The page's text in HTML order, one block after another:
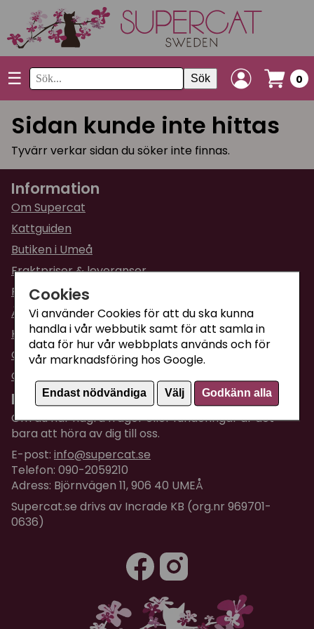
Cookies
Vi använder Cookies för att du ska kunna
handla i vår webbutik samt för att samla in
data för hur vår webbplats används och för
vår marknadsföring hos Google.
Endast nödvändiga Välj Godkänn alla
☰ Sök 0
Sidan kunde inte hittas
Tyvärr verkar sidan du söker inte finnas.
Information
Om Supercat
Kattguiden
Butiken i Umeå
Fraktpriser & leveranser
Returinformation
Ångra din order
Köpvillkor
Om företaget / Kontakta oss
Om Cookies
Kundtjänst
Om du har några frågor eller funderingar är det
bara att höra av dig till oss.
E-post: info@supercat.se
Telefon: 090-2059210
Adress: Björnvägen 11, 906 40 UMEÅ
Supercat.se drivs av Incrade KB (org.nr 969701-
0636)